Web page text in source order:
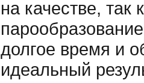
на качестве, так
долгое время и
идеальный